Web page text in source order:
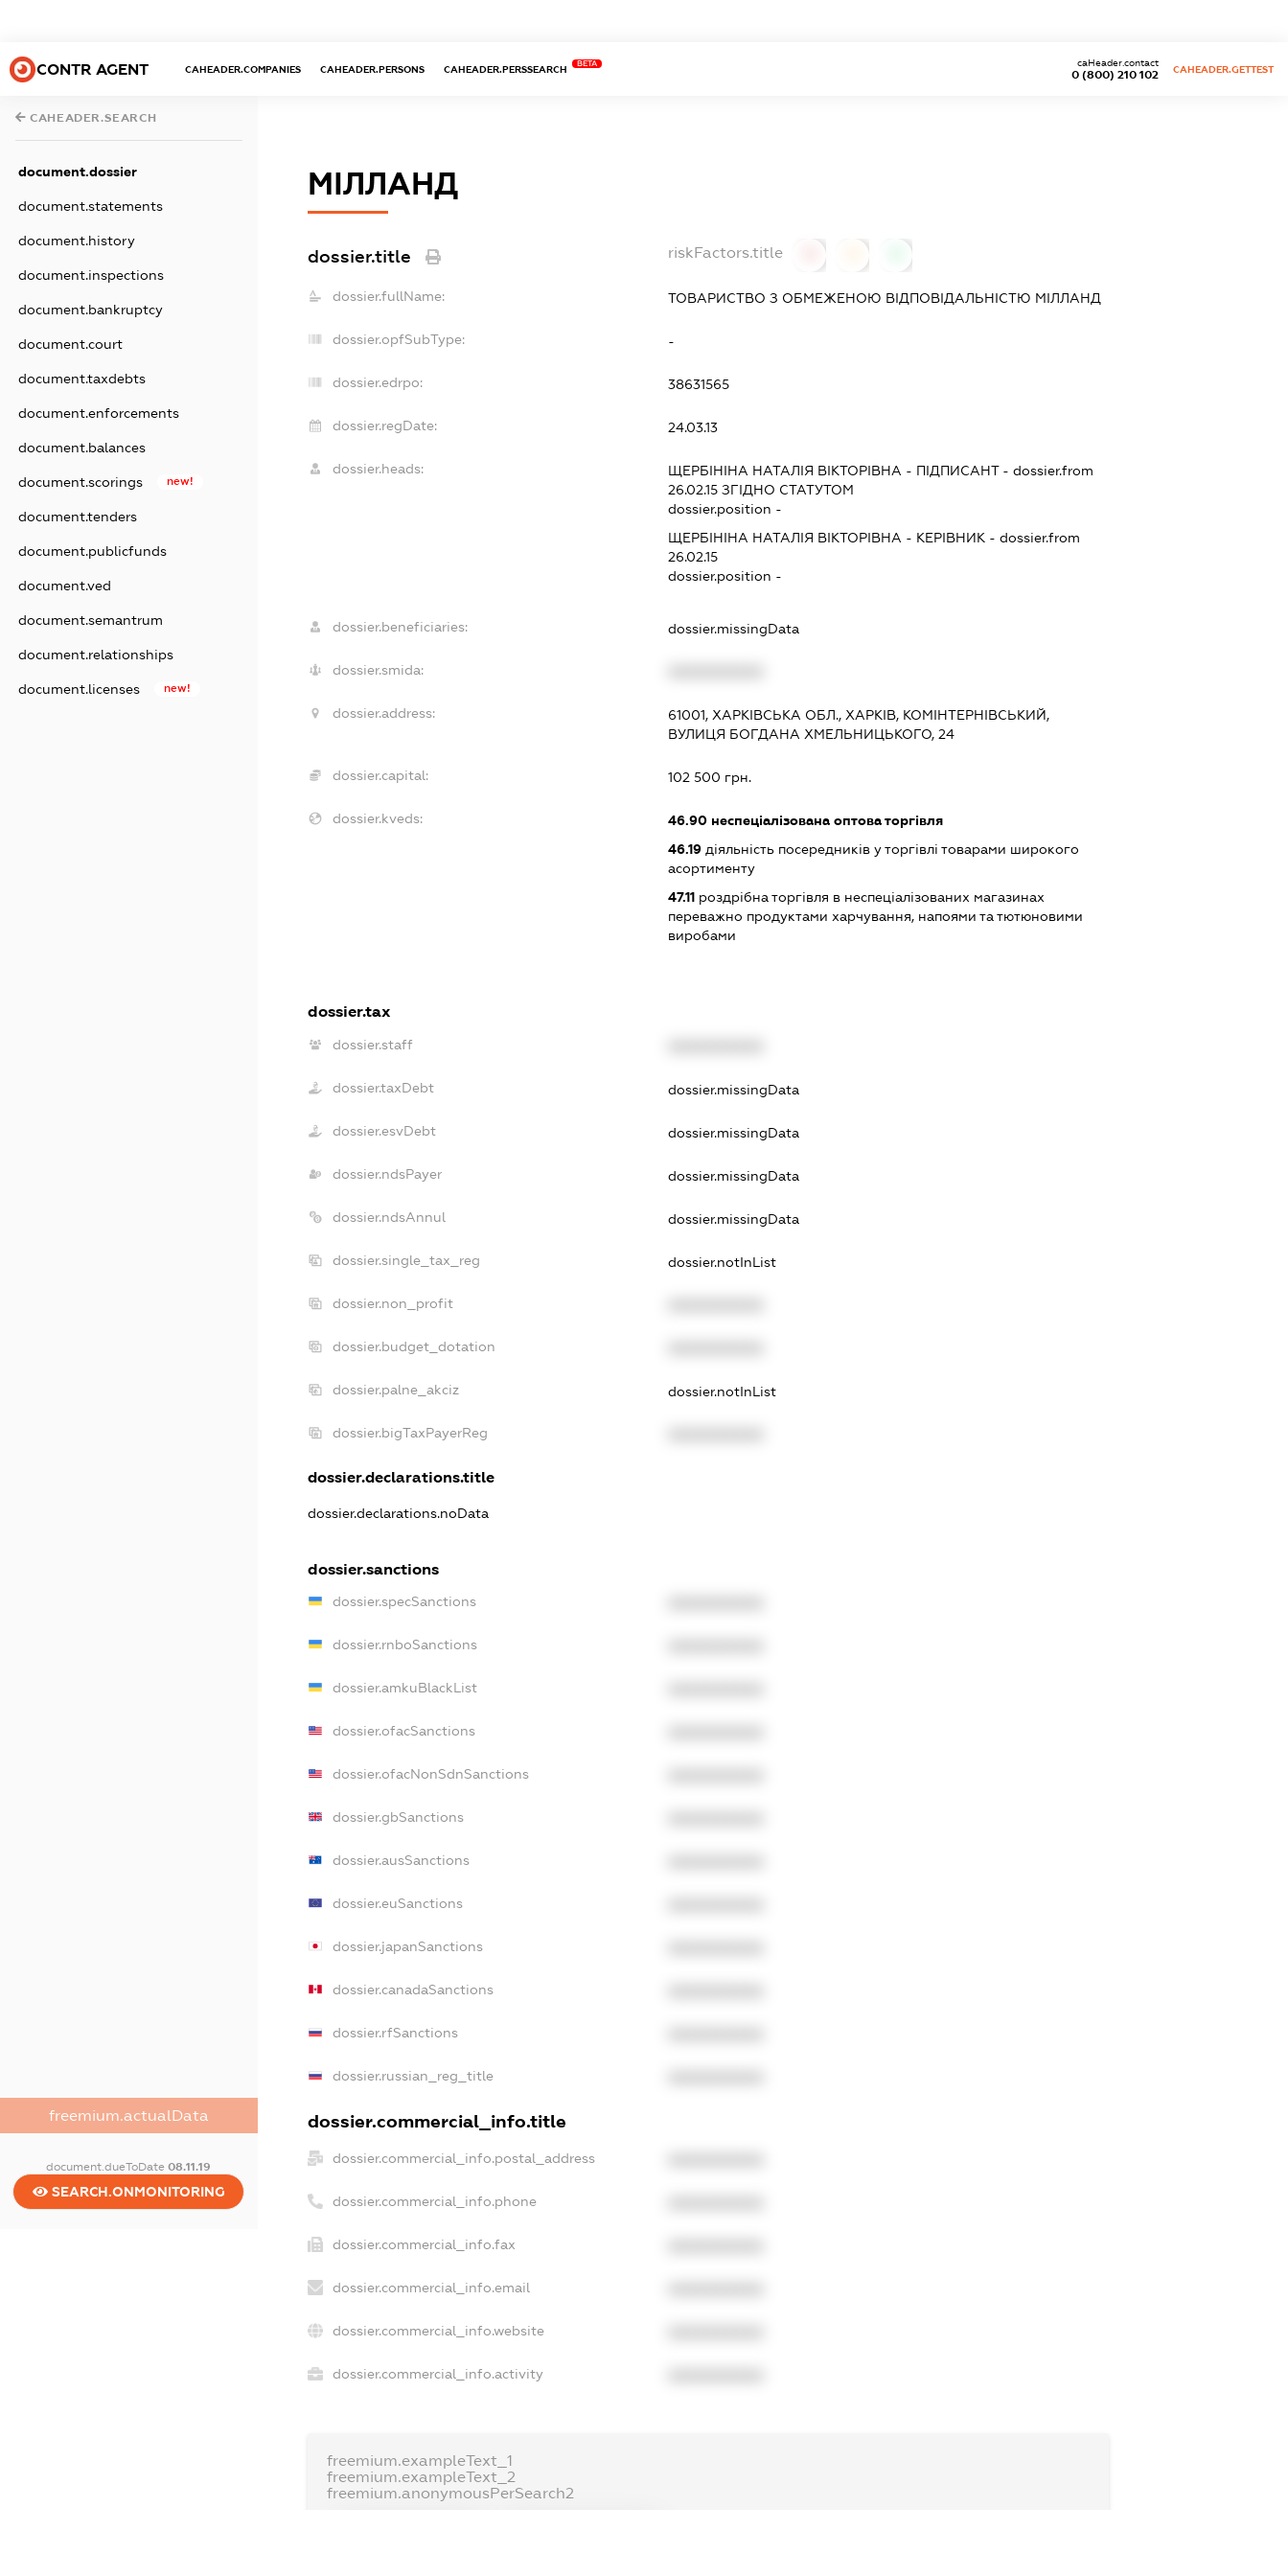
CONTR AGENT CAHEADER.COMPANIES CAHEADER.PERSONS CAHEADER.PERSSEARCH
BETA
0 (800) 210 102
caHeader.contact
CAHEADER.GETTEST
CAHEADER.SEARCH
document.dossier
document.statements
document.history
document.inspections
document.bankruptcy
document.court
document.taxdebts
document.enforcements
document.balances
document.scorings new!
document.tenders
document.publicfunds
document.ved
document.semantrum
document.relationships
document.licenses new!
freemium.actualData
document.dueToDate08.11.19
SEARCH.ONMONITORING
МІЛЛАНД
dossier.title riskFactors.title
dossier.fullName: ТОВАРИСТВО З ОБМЕЖЕНОЮ ВІДПОВІДАЛЬНІСТЮ МІЛЛАНД
dossier.opfSubType: -
dossier.edrpo: 38631565
dossier.regDate: 24.03.13
dossier.heads: ЩЕРБІНІНА НАТАЛІЯ ВІКТОРІВНА - ПІДПИСАНТ- dossier.from
26.02.15 ЗГІДНО СТАТУТОМ
dossier.position -
ЩЕРБІНІНА НАТАЛІЯ ВІКТОРІВНА - КЕРІВНИК - dossier.from
26.02.15
dossier.position -
dossier.beneficiaries: dossier.missingData
dossier.smida:
dossier.address:
61001, ХАРКІВСЬКА ОБЛ., ХАРКІВ, КОМІНТЕРНІВСЬКИЙ,
ВУЛИЦЯ БОГДАНА ХМЕЛЬНИЦЬКОГО, 24
dossier.capital: 102 500 грн.
dossier.kveds: 46.90 неспеціалізована оптова торгівля
46.19 діяльність посередників у торгівлі товарами широкого
асортименту
47.11 роздрібна торгівля в неспеціалізованих магазинах
переважно продуктами харчування, напоями та тютюновими
виробами
dossier.tax
dossier.staff
dossier.taxDebt dossier.missingData
dossier.esvDebt dossier.missingData
dossier.ndsPayer dossier.missingData
dossier.ndsAnnul dossier.missingData
dossier.single_tax_reg dossier.notInList
dossier.non_profit
dossier.budget_dotation
dossier.palne_akciz dossier.notInList
dossier.bigTaxPayerReg
dossier.declarations.title
dossier.declarations.noData
dossier.sanctions
dossier.specSanctions
dossier.rnboSanctions
dossier.amkuBlackList
dossier.ofacSanctions
dossier.ofacNonSdnSanctions
dossier.gbSanctions
dossier.ausSanctions
dossier.euSanctions
dossier.japanSanctions
dossier.canadaSanctions
dossier.rfSanctions
dossier.russian_reg_title
dossier.commercial_info.title
dossier.commercial_info.postal_address
dossier.commercial_info.phone
dossier.commercial_info.fax
dossier.commercial_info.email
dossier.commercial_info.website
dossier.commercial_info.activity
freemium.exampleText_1
freemium.exampleText_2
freemium.anonymousPerSearch2